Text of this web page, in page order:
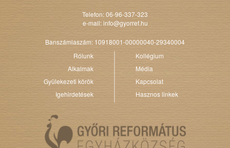
Telefon: 06-96-337-323
e-mail:info@gyorref.hu
Banszámlaszám: 10918001-00000040-29340004
Rólunk
Alkalmak
Gyülekezeti körök
Igehirdetések
Kollégium
Média
Kapcsolat
Hasznos linkek